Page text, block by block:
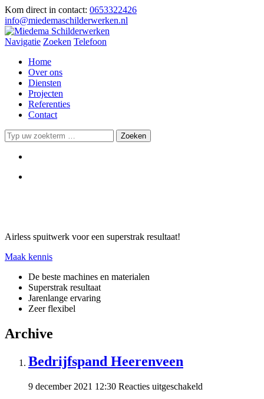
Kom direct in contact: 0653322426
info@miedemaschilderwerken.nl
Navigatie Zoeken Telefoon
Home
Over ons
Diensten
Projecten
Referenties
Contact
Airless spuitwerk voor een superstrak resultaat!
Maak kennis
De beste machines en materialen
Superstrak resultaat
Jarenlange ervaring
Zeer flexibel
Archive
Bedrijfspand Heerenveen
9 december 2021 12:30 Reacties uitgeschakeld